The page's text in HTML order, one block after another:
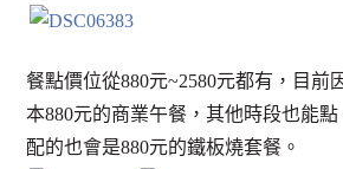
餐點價位從880元~2580元都有，目前
本880元的商業午餐，其他時段也能
配的也會是880元的鐵板燒套餐。